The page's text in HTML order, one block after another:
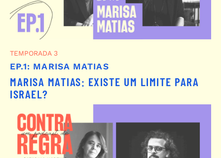
TEMPORADA 3
EP.1: MARISA MATIAS
MARISA MATIAS: EXISTE UM LIMITE PARA
ISRAEL?